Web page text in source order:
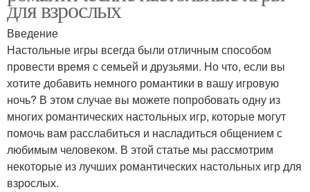
для взрослых
Введение
Настольные игры всегда были отличным способом
провести время с семьей и друзьями. Но что, если вы
хотите добавить немного романтики в вашу игровую
ночь? В этом случае вы можете попробовать одну из
многих романтических настольных игр, которые могут
помочь вам расслабиться и насладиться общением с
любимым человеком. В этой статье мы рассмотрим
некоторые из лучших романтических настольных игр для
взрослых.